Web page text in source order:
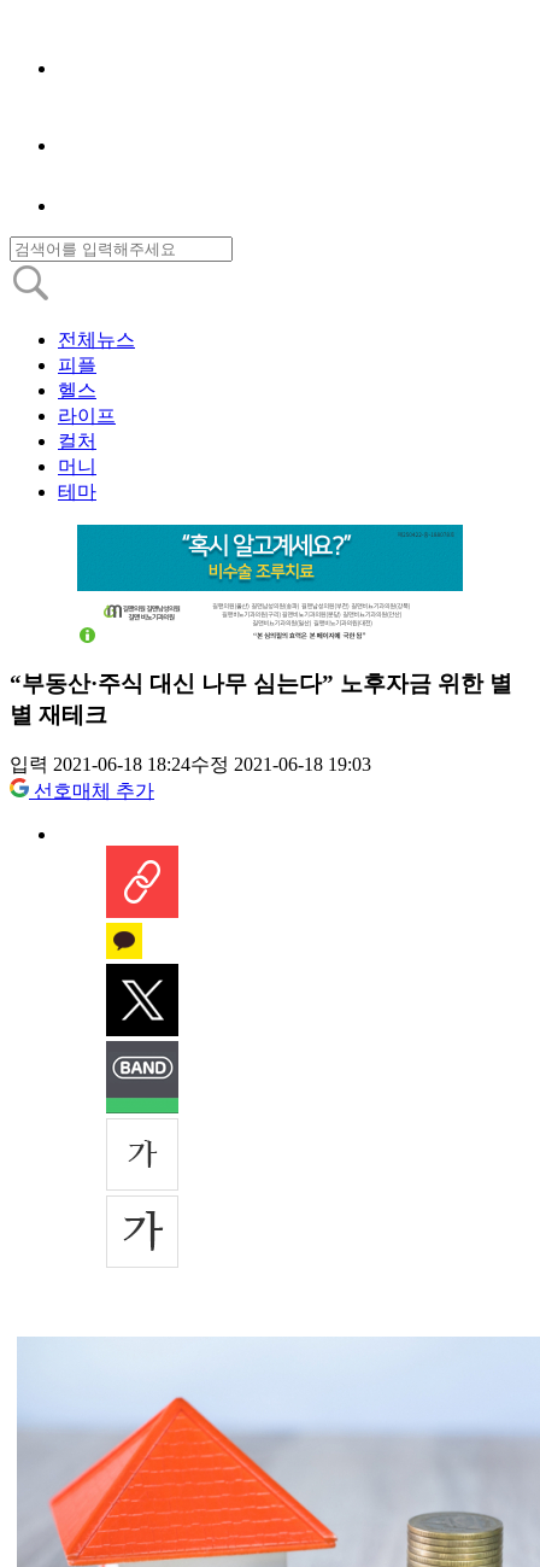
전체뉴스
피플
헬스
라이프
컬처
머니
테마
“부동산·주식 대신 나무 심는다” 노후자금 위한 별
별 재테크
입력 2021-06-18 18:24수정 2021-06-18 19:03
선호매체 추가